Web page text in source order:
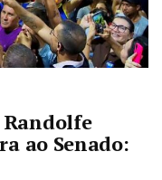
Randolfe
ao Senado: